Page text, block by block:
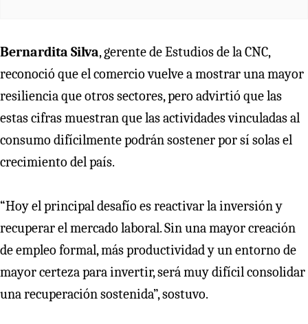
Bernardita Silva, gerente de Estudios de la CNC,
reconoció que el comercio vuelve a mostrar una mayor
resiliencia que otros sectores, pero advirtió que las
estas cifras muestran que las actividades vinculadas al
consumo difícilmente podrán sostener por sí solas el
crecimiento del país.
“Hoy el principal desafío es reactivar la inversión y
recuperar el mercado laboral. Sin una mayor creación
de empleo formal, más productividad y un entorno de
mayor certeza para invertir, será muy difícil consolidar
una recuperación sostenida”, sostuvo.